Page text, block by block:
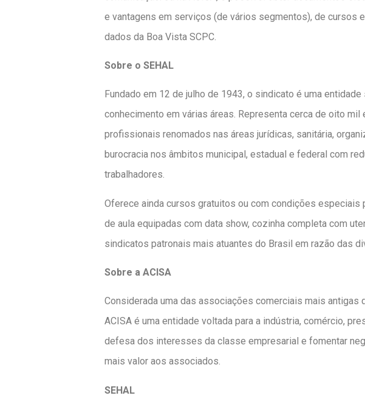
e vantagens em serviços (de vários segmentos), de cursos
dados da Boa Vista SCPC.
Sobre o SEHAL
Fundado em 12 de julho de 1943, o sindicato é uma
conhecimento em várias áreas. Representa cerca de oito
profissionais renomados nas áreas jurídicas, sanitária,
burocracia nos âmbitos municipal, estadual e federal com
trabalhadores.
Oferece ainda cursos gratuitos ou com condições
de aula equipadas com data show, cozinha completa com
sindicatos patronais mais atuantes do Brasil em razão das
Sobre a ACISA
Considerada uma das associações comerciais mais
ACISA é uma entidade voltada para a indústria, comércio,
defesa dos interesses da classe empresarial e fomentar
mais valor aos associados.
SEHAL